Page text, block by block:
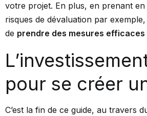
votre projet. En plus, en prenant en
risques de dévaluation par
de prendre des mesures efficaces
pour se créer
C’est la fin de ce guide, au travers